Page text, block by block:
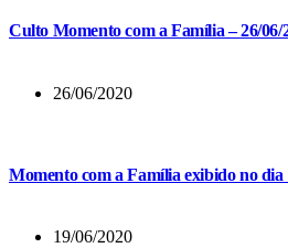
Culto Momento com a Família – 26/06/
26/06/2020
Momento com a Família exibido no dia
19/06/2020